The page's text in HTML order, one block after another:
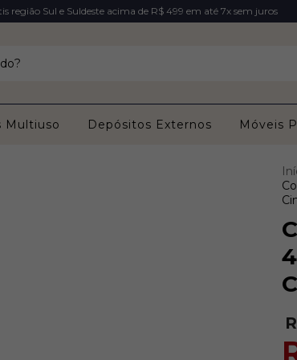
região Sul e Suldeste acima de R$ 499 em até 7x sem juros
Multiuso Depósitos Externos Móveis